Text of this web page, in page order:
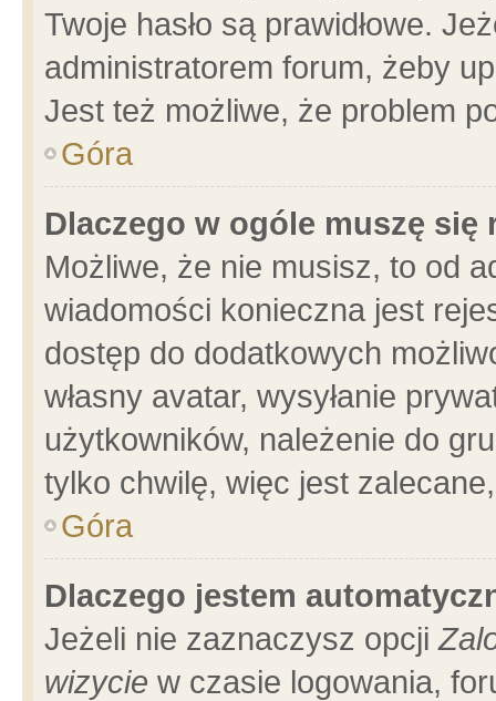
Twoje hasło są prawidłowe.
administratorem forum, żeby
Jest też możliwe, że problem
Góra
Dlaczego w ogóle muszę się
Możliwe, że nie musisz, to od
wiadomości konieczna jest
dostęp do dodatkowych
własny avatar, wysyłanie
użytkowników, należenie do
tylko chwilę, więc jest
Góra
Dlaczego jestem
Jeżeli nie zaznaczysz opcji
wizycie w czasie logowania,